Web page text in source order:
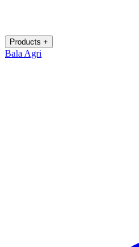
Products +
Bala Agri